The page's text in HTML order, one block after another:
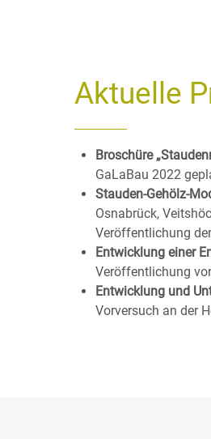
Aktuelle
Broschüre
GaLaBau 2022
Stauden-Gehölz-
Osnabrück,
Veröffentlichung
Entwicklung einer
Veröffentlichung
Entwicklung und
Vorversuch an der